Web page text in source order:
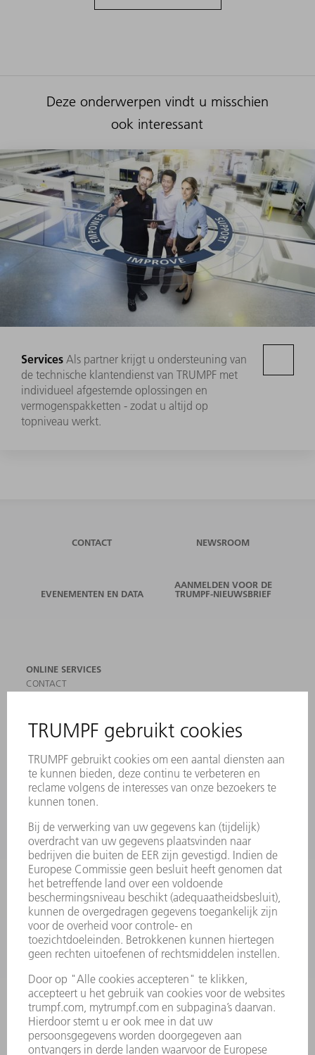
Deze onderwerpen vindt u misschien
ook interessant
Services Als partner krijgt u ondersteuning van
de technische klantendienst van TRUMPF met
individueel afgestemde oplossingen en
vermogenspakketten - zodat u altijd op
topniveau werkt.
CONTACT NEWSROOM
EVENEMENTEN EN DATA
AANMELDEN VOOR DE
TRUMPF-NIEUWSBRIEF
ONLINE SERVICES
CONTACT
AANMELDEN VOOR NIEUWSBRIEF
MYTRUMPF
VEILIGHEIDSGEGEVENSBLADEN
PRODUCTEN
MACHINES & SYSTEMEN
LASER
ELEKTROGEREEDSCHAP
SMART FACTORY
SOFTWARE
SERVICES
TOEPASSINGEN
SECTOREN
ONDERNEMING
CARRIÈRE
VACATURES
BEDRIJFSPROFIEL
JAARVERSLAG
BEDRIJFSPRINCIPES
COMPLIANCE
KLOKKENLUIDERSYSTEEM
BEVEILIGING
PERSBERICHTEN